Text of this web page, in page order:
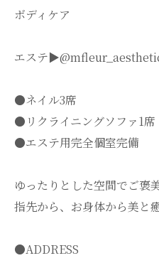
ボディケア
エステ
●ネイル3席
●リクライニングソファ1席
●エステ用完全個室完備
ゆったりとした空間でご
指先から、お身体から美と
●ADDRESS